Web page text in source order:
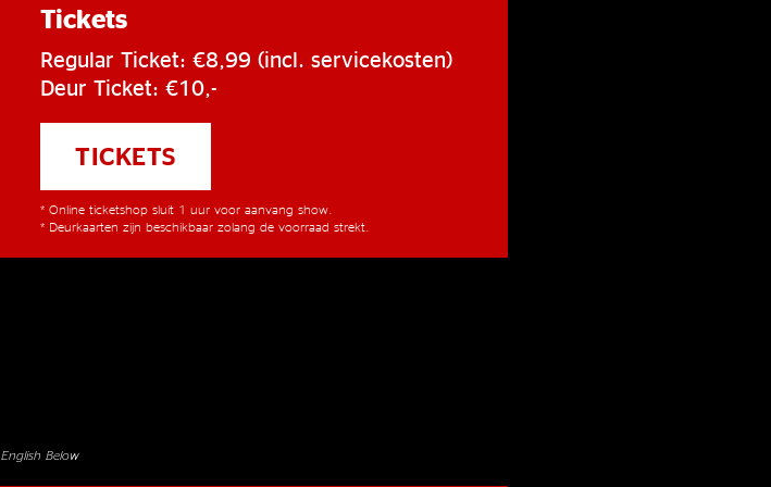
Tickets
Regular Ticket: €8,99 (incl. servicekosten)
Deur Ticket: €10,-
TICKETS
* Online ticketshop sluit 1 uur voor aanvang show.
* Deurkaarten zijn beschikbaar zolang de voorraad strekt.
English Below